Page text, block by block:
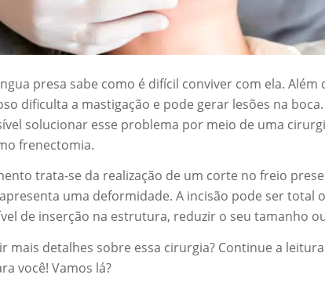
presa sabe como é difícil conviver com ela. Além
dificulta a mastigação e pode gerar lesões na
solucionar esse problema por meio de uma
frenectomia.
trata-se da realização de um corte no freio
uma deformidade. A incisão pode ser total
de inserção na estrutura, reduzir o seu tamanho
mais detalhes sobre essa cirurgia? Continue a
você! Vamos lá?